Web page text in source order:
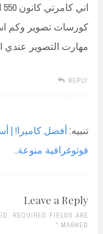
كورسات تصوير وكم
مهارت التصوير عندي
REPLY
تنبيه:أفضل كاميرا! |
فوتوغرافية منوعة..
Leave a Reply
REQUIRED FIELDS ARE
MARKED
*